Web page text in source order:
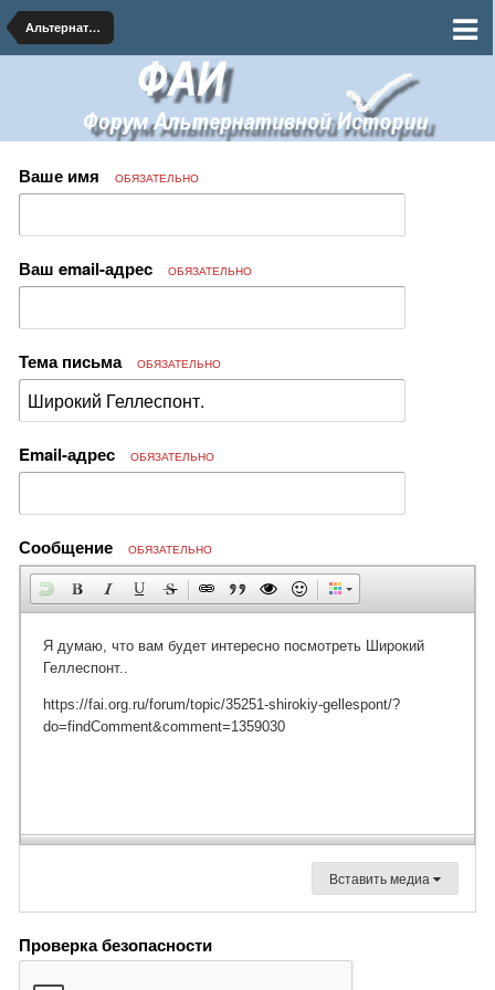
Альтернативная География
Ваше имя ОБЯЗАТЕЛЬНО
Ваш email-адрес ОБЯЗАТЕЛЬНО
Тема письма ОБЯЗАТЕЛЬНО
Email-адрес ОБЯЗАТЕЛЬНО
Сообщение ОБЯЗАТЕЛЬНО
Вставить медиа
Проверка безопасности